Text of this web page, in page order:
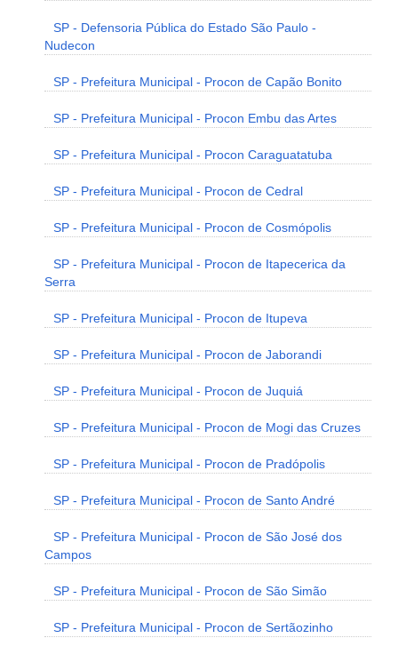
SP - Defensoria Pública do Estado São Paulo -
Nudecon
SP - Prefeitura Municipal - Procon de Capão Bonito
SP - Prefeitura Municipal - Procon Embu das Artes
SP - Prefeitura Municipal - Procon Caraguatatuba
SP - Prefeitura Municipal - Procon de Cedral
SP - Prefeitura Municipal - Procon de Cosmópolis
SP - Prefeitura Municipal - Procon de Itapecerica da
Serra
SP - Prefeitura Municipal - Procon de Itupeva
SP - Prefeitura Municipal - Procon de Jaborandi
SP - Prefeitura Municipal - Procon de Juquiá
SP - Prefeitura Municipal - Procon de Mogi das Cruzes
SP - Prefeitura Municipal - Procon de Pradópolis
SP - Prefeitura Municipal - Procon de Santo André
SP - Prefeitura Municipal - Procon de São José dos
Campos
SP - Prefeitura Municipal - Procon de São Simão
SP - Prefeitura Municipal - Procon de Sertãozinho